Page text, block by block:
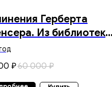
Герберта
Из библиотеки
1899 г.
₽60 000 ₽